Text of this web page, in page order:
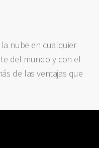
nube en cualquier
del mundo y con el
de las ventajas que